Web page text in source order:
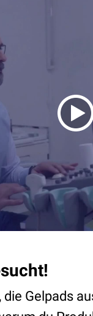
Gelpads